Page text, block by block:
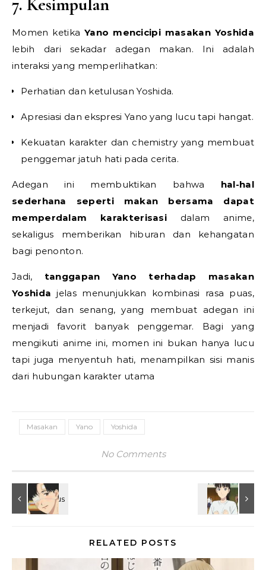
7. Kesimpulan
Momen ketikaYano mencicipi masakan Yoshida
lebih dari sekadar adegan makan. Ini adalah
interaksi yang memperlihatkan:
Perhatian dan ketulusan Yoshida.
Apresiasi dan ekspresi Yano yang lucu tapi hangat.
Kekuatan karakter dan chemistry yang membuat
penggemar jatuh hati pada cerita.
Adegan ini membuktikan bahwa hal-hal
sederhana seperti makan bersama dapat
memperdalam karakterisasi dalam anime,
sekaligus memberikan hiburan dan kehangatan
bagi penonton.
Jadi, tanggapan Yano terhadap masakan
Yoshida jelas menunjukkan kombinasi rasa puas,
terkejut, dan senang, yang membuat adegan ini
menjadi favorit banyak penggemar. Bagi yang
mengikuti anime ini, momen ini bukan hanya lucu
tapi juga menyentuh hati, menampilkan sisi manis
dari hubungan karakter utama
Masakan Yano Yoshida
No Comments
RELATED POSTS